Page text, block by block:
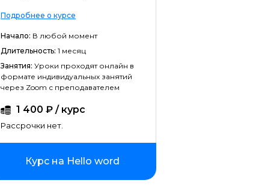
Kubernetes
Создание сайтов на тильде
Fullstack-разработка
Подробнее о курсе
Начало: В любой момент
Длительность: 1 месяц
Занятия: Уроки проходят онлайн в
формате индивидуальных занятий
через Zoom с преподавателем
1 400 ₽ / курс
Рассрочки нет.
Курс на Hello word